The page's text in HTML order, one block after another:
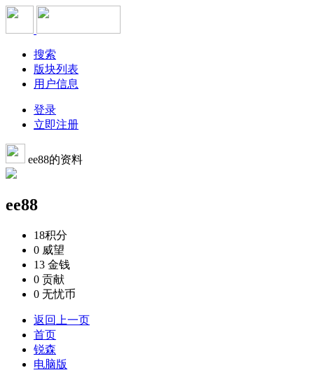
搜索
版块列表
用户信息
登录
立即注册
ee88的资料
ee88
18积分
0 威望
13 金钱
0 贡献
0 无忧币
返回上一页
首页
锐森
电脑版